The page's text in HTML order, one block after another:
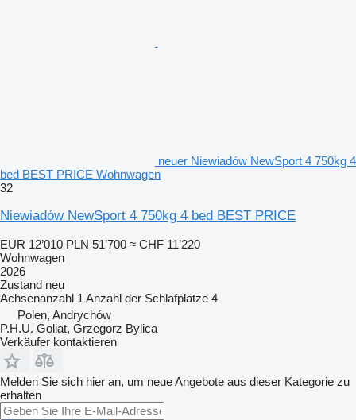
neuer Niewiadów NewSport 4 750kg 4
bed BEST PRICE Wohnwagen
32
Niewiadów NewSport 4 750kg 4 bed BEST PRICE
EUR 12’010 PLN 51’700 ≈ CHF 11’220
Wohnwagen
2026
Zustand neu
Achsenanzahl 1 Anzahl der Schlafplätze 4
Polen, Andrychów
P.H.U. Goliat, Grzegorz Bylica
Verkäufer kontaktieren
Melden Sie sich hier an, um neue Angebote aus dieser Kategorie zu
erhalten